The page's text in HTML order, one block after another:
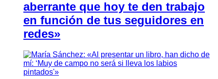
aberrante que hoy te den trabajo
en función de tus seguidores en
redes»